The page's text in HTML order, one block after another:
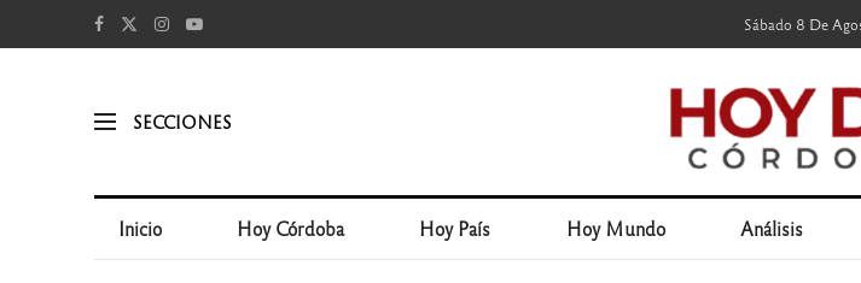
Sábado 8 De
SECCIONES
Inicio Hoy Córdoba Hoy País Hoy Mundo Análisis